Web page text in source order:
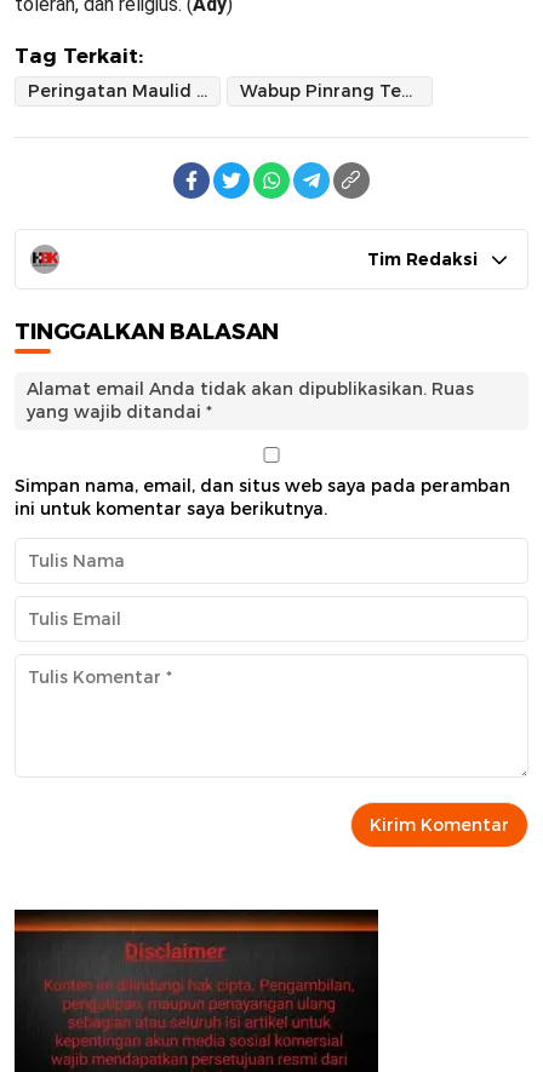
Tag Terkait:
Peringatan Maulid di Paria Jadi Ajang Silaturahmi dan Penguatan Persaudaraan Umat Wabup Pinrang Tekankan Makna Maulid Sebagai Pemersatu di Tengah Dinamika Sosial
Tim Redaksi
TINGGALKAN BALASAN
Alamat email Anda tidak akan dipublikasikan. Ruas
yang wajib ditandai *
Simpan nama, email, dan situs web saya pada peramban
ini untuk komentar saya berikutnya.